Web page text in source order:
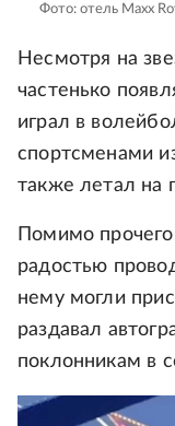
Фото: отель Maxx
Несмотря на
частенько
играл в
спортсменами
также летал на
Помимо
радостью
нему могли
раздавал
поклонникам в